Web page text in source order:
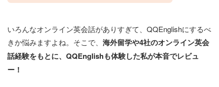
いろんなオンライン英会話がありすぎて、QQEnglishにするべ
きか悩みますよね。そこで、 海外留学や4社のオンライン英会
話経験をもとに、QQEnglishも体験した私が本音でレビュ
ー！